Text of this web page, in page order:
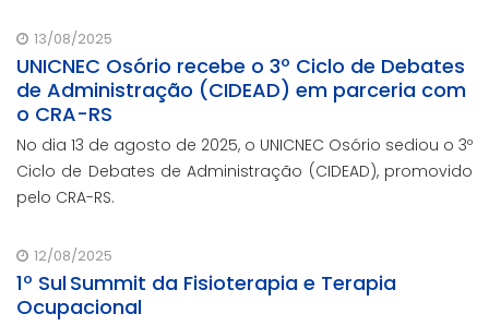
evento ocorreu no auditório Felipe Tiago Gomes.
13/08/2025
UNICNEC Osório recebe o 3º Ciclo de Debates
de Administração (CIDEAD) em parceria com
o CRA-RS
No dia 13 de agosto de 2025, o UNICNEC Osório sediou o 3º
Ciclo de Debates de Administração (CIDEAD), promovido
pelo CRA-RS.
12/08/2025
1º Sul Summit da Fisioterapia e Terapia
Ocupacional